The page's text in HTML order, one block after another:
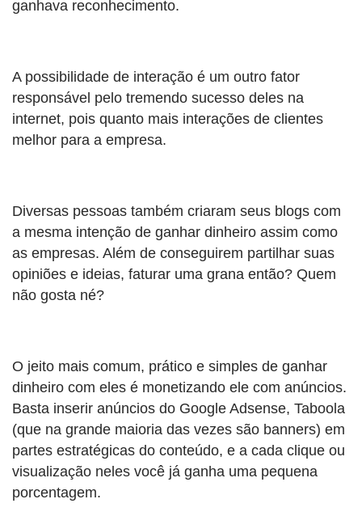
ganhava reconhecimento.
A possibilidade de interação é um outro fator
responsável pelo tremendo sucesso deles na
internet, pois quanto mais interações de clientes
melhor para a empresa.
Diversas pessoas também criaram seus blogs com
a mesma intenção de ganhar dinheiro assim como
as empresas. Além de conseguirem partilhar suas
opiniões e ideias, faturar uma grana então? Quem
não gosta né?
O jeito mais comum, prático e simples de ganhar
dinheiro com eles é monetizando ele com anúncios.
Basta inserir anúncios do Google Adsense, Taboola
(que na grande maioria das vezes são banners) em
partes estratégicas do conteúdo, e a cada clique ou
visualização neles você já ganha uma pequena
porcentagem.